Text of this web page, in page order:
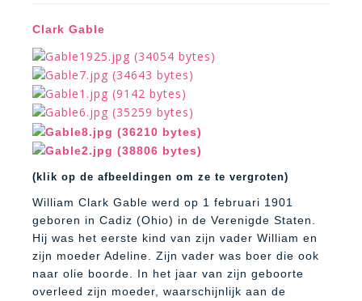
Clark Gable
(klik op de afbeeldingen om ze te vergroten)
William Clark Gable werd op 1 februari 1901
geboren in Cadiz (Ohio) in de Verenigde Staten.
Hij was het eerste kind van zijn vader William en
zijn moeder Adeline. Zijn vader was boer die ook
naar olie boorde. In het jaar van zijn geboorte
overleed zijn moeder, waarschijnlijk aan de